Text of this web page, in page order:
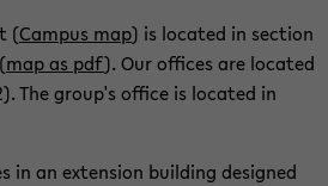
(Cam­pus map) is lo­cated in sec­tion
map as pdf). Our of­fices are lo­cated
The group's of­fice is lo­cated in
in an ex­ten­sion build­ing de­signed